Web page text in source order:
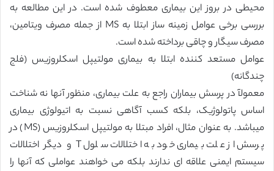
محیطی در بروز این بیماری معطوف شده است. در این مطالعه به
بررسی برخی عوامل زمینه ساز ابتلا به MS از جمله مصرف ویتامین،
مصرف سیگار و چاقی برداخته شده است.
‏عوامل مستعد کننده ابتلا به بیماری مولتیپل اسکلروزیس (فلج
چندگانه)
‏معمولآ در پرسش بیماران راجع به علت بیماری، منظور آنها نه شناخت
اساس پاتولوژیک، بلکه کسب آگاهی نسبت به اتیولوژی بیماری
میباشد. به عنوان مثال، افراد مبتلا به مولتیپل اسکلروزیس (MS) در
پرسش از علت بیماری خود به اختلالات سلول T ‏و دیگر اختلالات
سیستم ایمنی علاقه ای ندارند بلکه می خواهند عواملی که آنها را